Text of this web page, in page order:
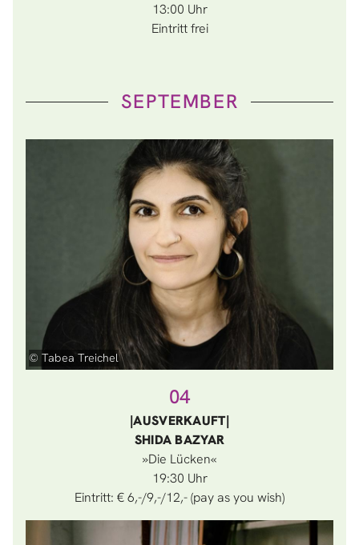
13:00
Eintritt frei
SEPTEMBER
© Tabea Treichel
04
|AUSVERKAUFT|
SHIDA BAZYAR
»Die Lücken«
19:30
Eintritt: € 6,-/9,-/12,- (pay as you wish)